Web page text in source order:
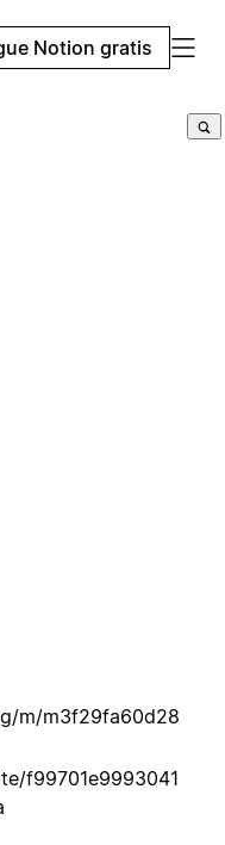
Notion gratis
m/m3f29fa60d28
f99701e9993041